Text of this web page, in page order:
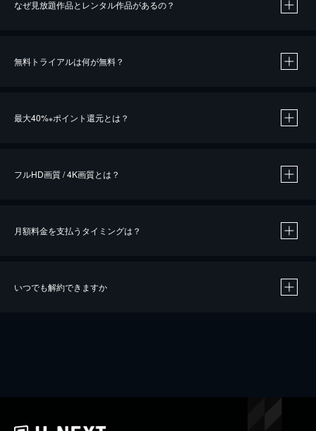
なぜ見放題作品とレンタル作品があるの？
無料トライアルは何が無料？
最大40%※ポイント還元とは？
※40％ポイント還元の対象は、クレジットカード決済による作品の購入 / レンタルです。
iOSアプリのUコイン決済による作品の購入 / レンタルは、20％のポイント還元です。
フルHD画質 / 4K画質とは？
月額料金を支払うタイミングは？
いつでも解約できますか